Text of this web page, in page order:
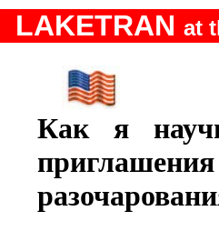
LAKETRAN at
Как я